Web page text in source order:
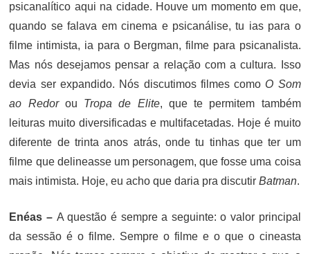
psicanalítico aqui na cidade. Houve um momento em que,
quando se falava em cinema e psicanálise, tu ias para o
filme intimista, ia para o Bergman, filme para psicanalista.
Mas nós desejamos pensar a relação com a cultura. Isso
devia ser expandido. Nós discutimos filmes como O Som
ao Redorou Tropa de Elite, que te permitem também
leituras muito diversificadas e multifacetadas. Hoje é muito
diferente de trinta anos atrás, onde tu tinhas que ter um
filme que delineasse um personagem, que fosse uma coisa
mais intimista. Hoje, eu acho que daria pra discutirBatman.
Enéas – A questão é sempre a seguinte: o valor principal
da sessão é o filme. Sempre o filme e o que o cineasta